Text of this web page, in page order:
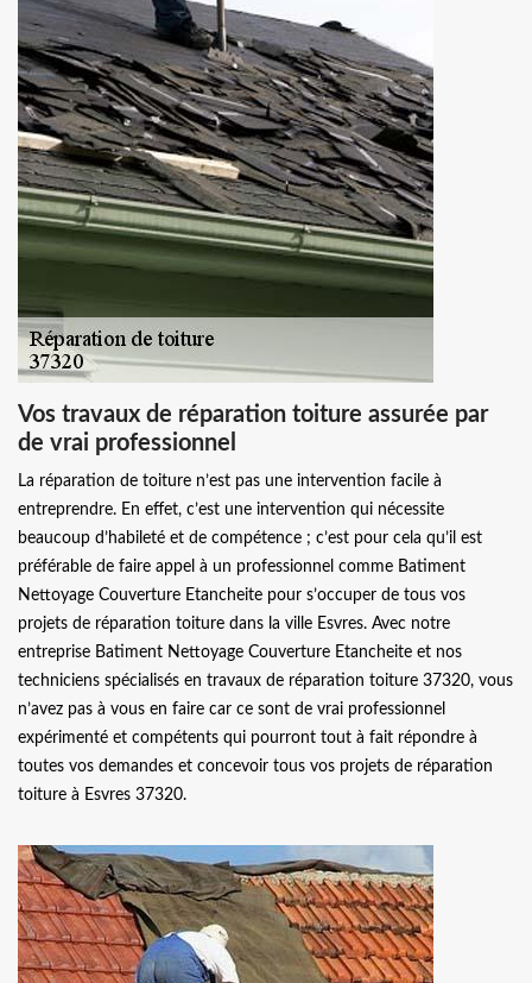
Vos travaux de réparation toiture assurée par
de vrai professionnel
La réparation de toiture n’est pas une intervention facile à
entreprendre. En effet, c’est une intervention qui nécessite
beaucoup d’habileté et de compétence ; c’est pour cela qu’il est
préférable de faire appel à un professionnel comme Batiment
Nettoyage Couverture Etancheite pour s’occuper de tous vos
projets de réparation toiture dans la ville Esvres. Avec notre
entreprise Batiment Nettoyage Couverture Etancheite et nos
techniciens spécialisés en travaux de réparation toiture 37320, vous
n’avez pas à vous en faire car ce sont de vrai professionnel
expérimenté et compétents qui pourront tout à fait répondre à
toutes vos demandes et concevoir tous vos projets de réparation
toiture à Esvres 37320.